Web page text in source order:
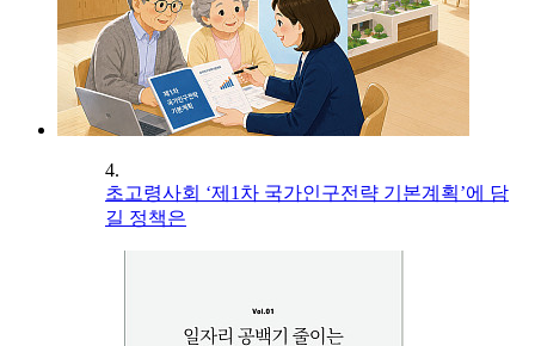
4.
초고령사회 ‘제1차 국가인구전략 기본계획’에 담
길 정책은